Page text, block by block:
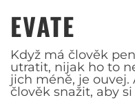
EVATE
Když má člověk
utratit, nijak ho to
jich méně, je ouvej.
člověk snažit, aby